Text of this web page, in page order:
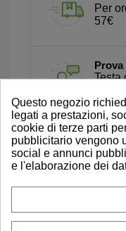
Per
57€
Testa
Leggi
Questo negozio
legati a prestazioni,
cookie di terze parti
pubblicitario vengono
social e annunci
e l'elaborazione dei